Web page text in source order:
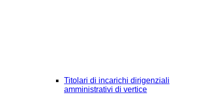
Titolari di incarichi dirigenziali
amministrativi di vertice